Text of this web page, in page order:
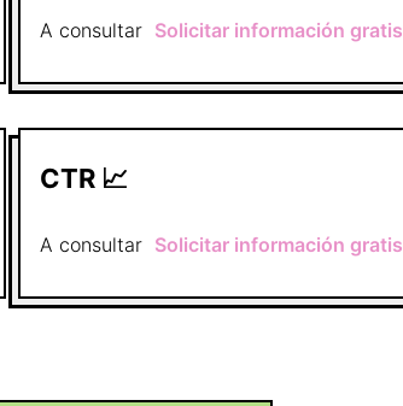
A consultar Solicitar información gratis
CTR 📈
A consultar Solicitar información gratis